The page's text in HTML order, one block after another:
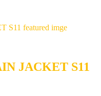
JACKET S11